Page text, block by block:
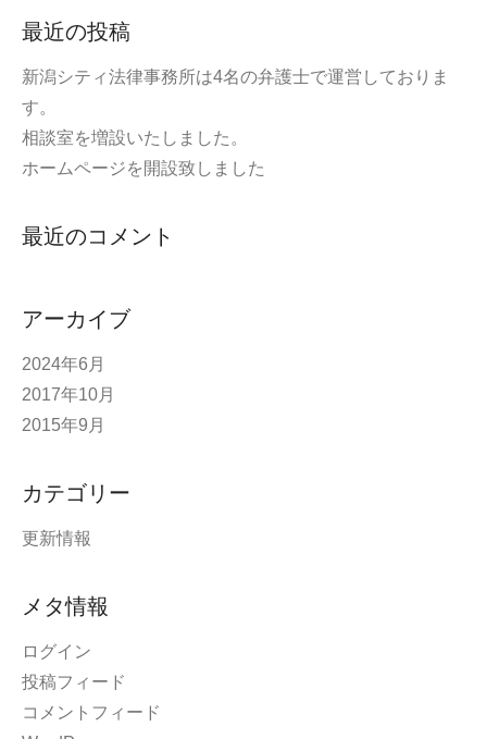
シ
ョ
ン
最近の投稿
新潟シティ法律事務所は4名の弁護士で運営しておりま
す。
相談室を増設いたしました。
ホームページを開設致しました
最近のコメント
アーカイブ
2024年6月
2017年10月
2015年9月
カテゴリー
更新情報
メタ情報
ログイン
投稿フィード
コメントフィード